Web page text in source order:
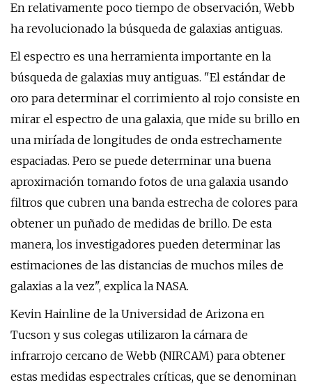
En relativamente poco tiempo de observación, Webb
ha revolucionado la búsqueda de galaxias antiguas.
El espectro es una herramienta importante en la
búsqueda de galaxias muy antiguas. "El estándar de
oro para determinar el corrimiento al rojo consiste en
mirar el espectro de una galaxia, que mide su brillo en
una miríada de longitudes de onda estrechamente
espaciadas. Pero se puede determinar una buena
aproximación tomando fotos de una galaxia usando
filtros que cubren una banda estrecha de colores para
obtener un puñado de medidas de brillo. De esta
manera, los investigadores pueden determinar las
estimaciones de las distancias de muchos miles de
galaxias a la vez", explica la NASA.
Kevin Hainline de la Universidad de Arizona en
Tucson y sus colegas utilizaron la cámara de
infrarrojo cercano de Webb (NIRCAM) para obtener
estas medidas espectrales críticas, que se denominan